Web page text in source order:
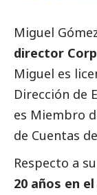
Miguel
director
Miguel es
Dirección de
es Miembro
de Cuentas
Respecto a
20 años en